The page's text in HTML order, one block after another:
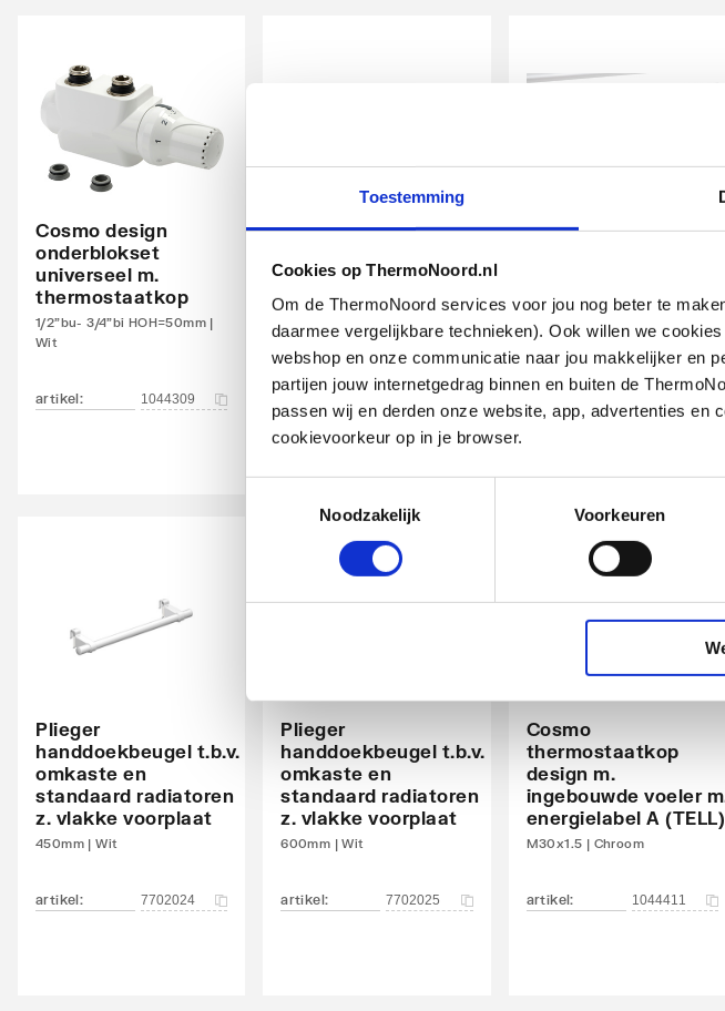
Toestemming
Cookies op ThermoNoord.nl
Om de ThermoNoord services voor jou nog beter te
daarmee vergelijkbare technieken). Ook willen we
webshop en onze communicatie naar jou makkelijker en
partijen jouw internetgedrag binnen en buiten de
passen wij en derden onze website, app, advertenties en
cookievoorkeur op in je browser.
Noodzakelijk
Voorkeuren
laboratorium
N-exponent
Max. werkdruk 10
Standaard kleur Ja
Kleur Wit
9016
Glansgraad Glanzend
Ja
Aantal standaard aansluitingen
Aansluitcombi 18 onderzijde links/onderzijde
rechts
Nee
Aansluitcombi 32 zijkant linksboven/zijkant
Nee
Aansluitcombi 37 zijkant linksboven/zijkant
Nee
Cosmo design
onderblokset
universeel m.
thermostaatkop
1/2"bu- 3/4"bi HOH=50mm |
Wit
artikel: 1044309
Cosmo design
universeel m.
thermostaatkop
1/2"bu- 3/4"bi HOH=50mm |
Chroom
artikel
IMI Heimeier
recht en haaks
R1/2" - G3/4" HOH 50mm |
design-uitvoering | Wit
artikel: 1602445
Plieger
handdoekbeugel t.b.v.
omkaste en
standaard radiatoren
z. vlakke voorplaat
450mm | Wit
artikel: 7702024
Plieger
handdoekbeugel t.b.v.
omkaste en
standaard radiatoren
z. vlakke voorplaat
600mm | Wit
artikel: 7702025
Cosmo
thermostaatkop
design m.
ingebouwde voeler
energielabel A (TELL)
M30x1.5 | Chroom
artikel: 1044411